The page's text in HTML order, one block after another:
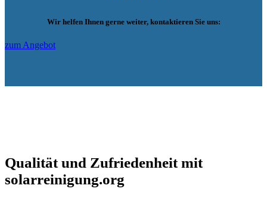
Wir helfen Ihnen gerne weiter, kontaktieren Sie uns:
zum Angebot
Qualität und Zufriedenheit mit
solarreinigung.org